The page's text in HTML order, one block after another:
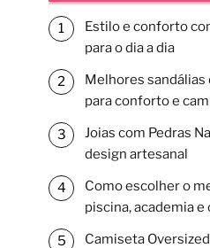
Estilo e conforto
para o dia a dia
Melhores
para conforto e
Joias com Pedras
design artesanal
Como escolher o
piscina, academia
Camiseta